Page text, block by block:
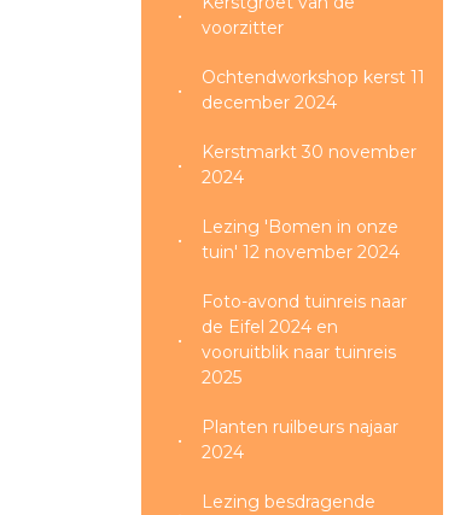
voorzitter
Ochtendworkshop kerst 11
december 2024
Kerstmarkt 30 november
2024
Lezing 'Bomen in onze
tuin' 12 november 2024
Foto-avond tuinreis naar
de Eifel 2024 en
vooruitblik naar tuinreis
2025
Planten ruilbeurs najaar
2024
Lezing besdragende